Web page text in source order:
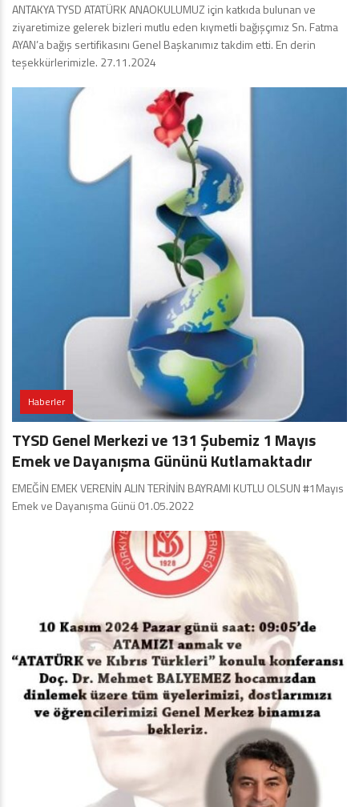
ANTAKYA TYSD ATATÜRK ANAOKULUMUZ için katkıda bulunan ve
ziyaretimize gelerek bizleri mutlu eden kıymetli bağışçımız Sn. Fatma
AYAN’a bağış sertifikasını Genel Başkanımız takdim etti. En derin
teşekkürlerimizle. 27.11.2024
Haberler
TYSD Genel Merkezi ve 131 Şubemiz 1 Mayıs
Emek ve Dayanışma Gününü Kutlamaktadır
EMEĞİN EMEK VERENİN ALIN TERİNİN BAYRAMI KUTLU OLSUN #1Mayıs
Emek ve Dayanışma Günü 01.05.2022